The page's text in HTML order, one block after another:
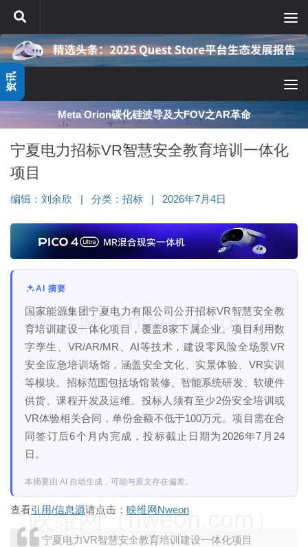
跳至内容
Meta Orion碳化硅波导及大FOV之AR革命
宁夏电力招标VR智慧安全教育培训一体化
项目
编辑： 刘余欣 分类： 招标 2026年7月4日
AI 摘要
国家能源集团宁夏电力有限公司公开招标VR智慧安全教
育培训建设一体化项目，覆盖8家下属企业。项目利用数
字孪生、VR/AR/MR、AI等技术，建设零风险全场景VR
安全应急培训场馆，涵盖安全文化、实景体验、VR实训
等模块。招标范围包括场馆装修、智能系统研发、软硬件
供货、课程开发及运维。投标人须有至少2份安全培训或
VR体验相关合同，单份金额不低于100万元。项目需在合
同签订后6个月内完成，投标截止日期为2026年7月24
日。
本摘要由 AI 自动生成，可能与原文存在偏差。
查看引用/信息源请点击： 映维网Nweon
宁夏电力VR智慧安全教育培训建设一体化项目
映维网（nweon.com）
映维网（nweon.com）
资讯